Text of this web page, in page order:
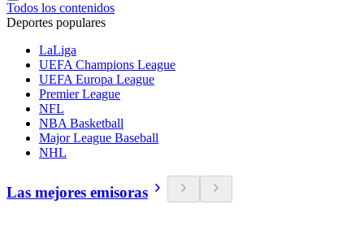
Todos los contenidos
Deportes populares
LaLiga
UEFA Champions League
UEFA Europa League
Premier League
NFL
NBA Basketball
Major League Baseball
NHL
Las mejores emisoras